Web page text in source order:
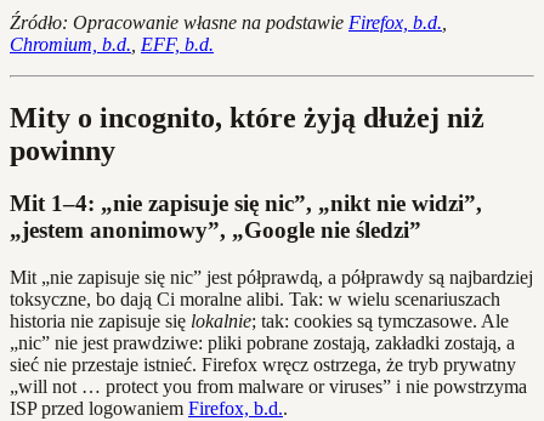
Źródło: Opracowanie własne na podstawie Firefox, b.d.
Chromium, b.d. EFF, b.d.
Mity o incognito, które żyją dłużej niż
powinny
Mit 1–4: „nie zapisuje się nic”, „nikt nie widzi”,
„jestem anonimowy”, „Google nie śledzi”
Mit „nie zapisuje się nic” jest półprawdą, a półprawdy są najbardziej
toksyczne, bo dają Ci moralne alibi. Tak: w wielu scenariuszach
historia nie zapisuje się lokalnie; tak: cookies są tymczasowe. Ale
„nic” nie jest prawdziwe: pliki pobrane zostają, zakładki zostają, a
sieć nie przestaje istnieć. Firefox wręcz ostrzega, że tryb prywatny
„will not … protect you from malware or viruses” i nie powstrzyma
ISP przed logowaniem Firefox, b.d..